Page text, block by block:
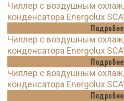
Чиллер с воздушным
конденсатора Energolux
Чиллер с воздушным
конденсатора Energolux
Чиллер с воздушным
конденсатора Energolux